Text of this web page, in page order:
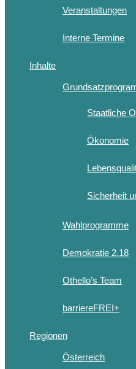
Veranstaltungen
Interne Termine
Inhalte
Staatliche
Ökonomie
Sicherheit
Wahlprogramme
Demokratie 2.18
Othello’s Team
barriereFREI+
Regionen
Österreich